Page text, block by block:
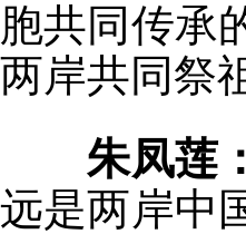
胞共同传承
两岸共同祭
朱凤莲
远是两岸中